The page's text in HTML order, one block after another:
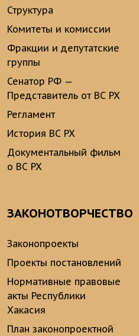
Структура
Комитеты и комиссии
Фракции и депутатские
группы
Сенатор РФ —
Представитель от ВС РХ
Регламент
История ВС РХ
Документальный фильм
о ВС РХ
ЗАКОНОТВОРЧЕСТВО
Законопроекты
Проекты постановлений
Нормативные правовые
акты Республики
Хакасия
План законопроектной